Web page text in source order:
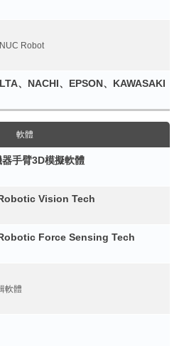
Robot
、NACHI、EPSON、KAWASAKI
軟體
手臂3D模擬軟體
Vision Tech
Force Sensing Tech
軟體